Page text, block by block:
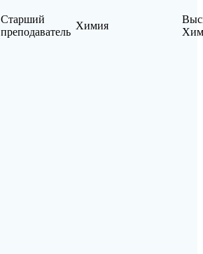
Старший
преподаватель
Химия